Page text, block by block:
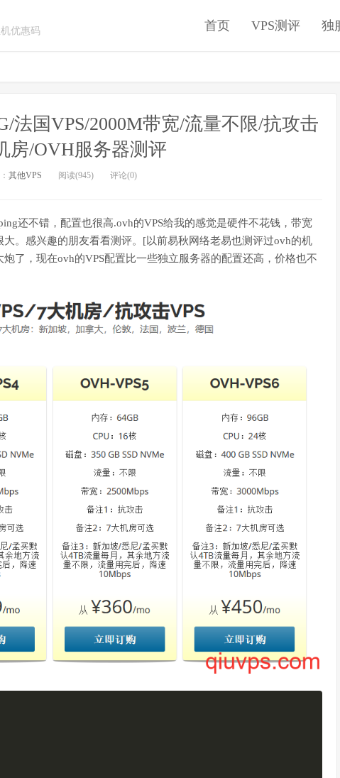
优惠码
首页 VPS测评 独
法国VPS/2000M带宽/流量不限/抗攻击
房/OVH服务器测评
其他VPS 阅读(945) 评论(0)
还不错，配置也很高.ovh的VPS给我的感觉是硬件不花钱，带宽
。感兴趣的朋友看看测评。[以前易秋网络老易也测评过ovh的机
了，现在ovh的VPS配置比一些独立服务器的配置还高，价格也不